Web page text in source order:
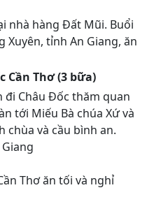
nhà hàng Đất Mũi. Buổi
Xuyên, tỉnh An Giang, ăn
Cần Thơ (3 bữa)
đi Châu Đốc thăm quan
tới Miếu Bà chúa Xứ và
chùa và cầu bình an.
Thơ ăn tối và nghỉ